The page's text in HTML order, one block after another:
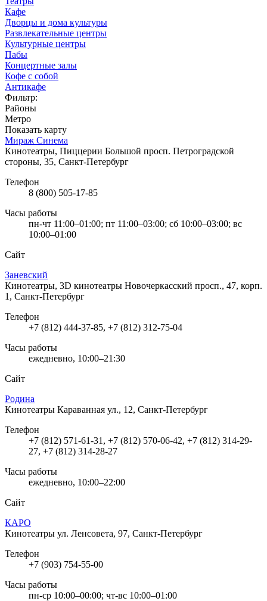
Кафе
Дворцы и дома культуры
Развлекательные центры
Культурные центры
Пабы
Концертные залы
Кофе с собой
Антикафе
Фильтр:
Районы
Метро
Показать карту
Мираж Синема
Кинотеатры, Пиццерии Большой просп. Петроградской
стороны, 35, Санкт-Петербург
Телефон
8 (800) 505-17-85
Часы работы
пн-чт 11:00–01:00; пт 11:00–03:00; сб 10:00–03:00; вс
10:00–01:00
Сайт
Заневский
Кинотеатры, 3D кинотеатры Новочеркасский просп., 47, корп.
1, Санкт-Петербург
Телефон
+7 (812) 444-37-85, +7 (812) 312-75-04
Часы работы
ежедневно, 10:00–21:30
Сайт
Родина
Кинотеатры Караванная ул., 12, Санкт-Петербург
Телефон
+7 (812) 571-61-31, +7 (812) 570-06-42, +7 (812) 314-29-
27, +7 (812) 314-28-27
Часы работы
ежедневно, 10:00–22:00
Сайт
КАРО
Кинотеатры ул. Ленсовета, 97, Санкт-Петербург
Телефон
+7 (903) 754-55-00
Часы работы
пн-ср 10:00–00:00; чт-вс 10:00–01:00